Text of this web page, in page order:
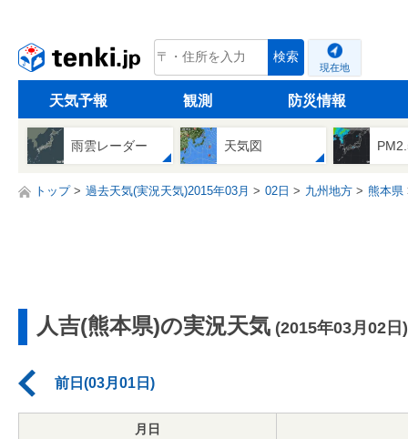
tenki.jp 検索
現在地
天気予報 観測 防災情報
雨雲レーダー 天気図
トップ 過去天気(実況天気)2015年03月 02日 九州地方 熊本県
人吉(熊本県)の実況天気 (2015年03月02日)
前日(03月01日)
月日